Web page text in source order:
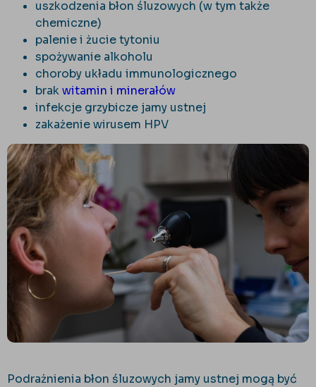
uszkodzenia błon śluzowych (w tym także
chemiczne)
palenie i żucie tytoniu
spożywanie alkoholu
choroby układu immunologicznego
brakwitamin i minerałów
infekcje grzybicze jamy ustnej
zakażenie wirusem HPV
Podrażnienia błon śluzowych jamy ustnej mogą być